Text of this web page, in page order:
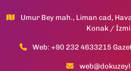
Umur Bey mah., Liman cad,
Konak /
Web: +90 232 4633215